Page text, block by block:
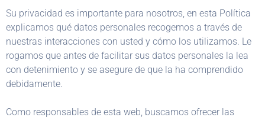
Su privacidad es importante para nosotros, en esta Política
explicamos qué datos personales recogemos a través de
nuestras interacciones con usted y cómo los utilizamos. Le
rogamos que antes de facilitar sus datos personales la lea
con detenimiento y se asegure de que la ha comprendido
debidamente.
Como responsables de esta web, buscamos ofrecer las